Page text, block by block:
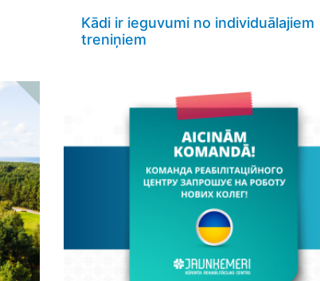
Kādi ir ieguvumi no individuālajiem
treniņiem